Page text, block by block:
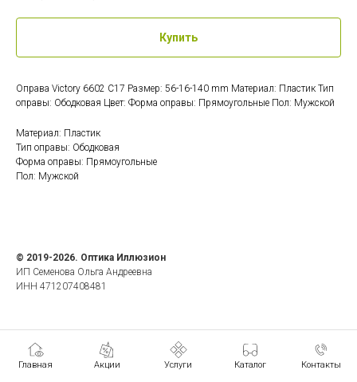
Главная Акции Услуги Каталог Контакты
Купить
Оправа Victory 6602 C17 Размер: 56-16-140 mm Материал: Пластик Тип
оправы: Ободковая Цвет: Форма оправы: Прямоугольные Пол: Мужской
Материал: Пластик
Тип оправы: Ободковая
Форма оправы: Прямоугольные
Пол: Мужской
© 2019-2026. Оптика Иллюзион
ИП Семенова Ольга Андреевна
ИНН 471207408481